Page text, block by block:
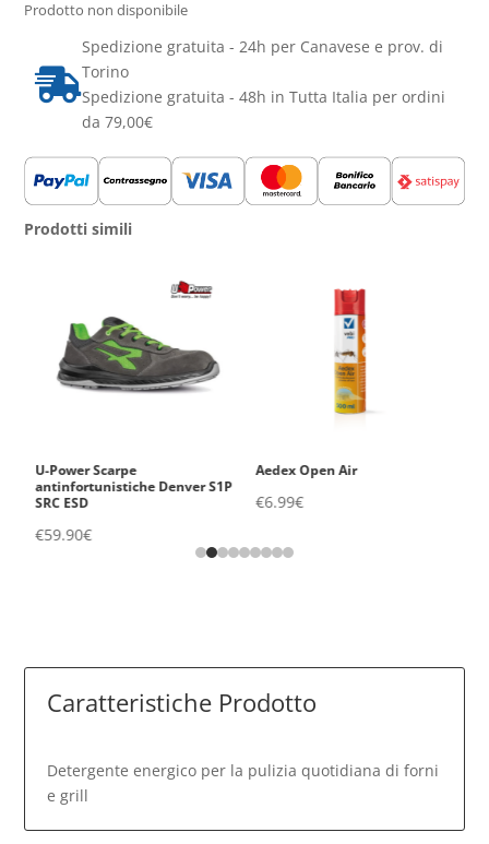
Prodotto non disponibile

Spedizione gratuita - 24h per Canavese e prov. di
Torino
Spedizione gratuita - 48h in Tutta Italia per ordini
da 79,00€
Prodotti simili
U-Power Scarpe
antinfortunistiche Denver S1P
SRC ESD
€59.90€
Aedex Open Air
€6.99€
Caratteristiche Prodotto
Detergente energico per la pulizia quotidiana di forni
e grill